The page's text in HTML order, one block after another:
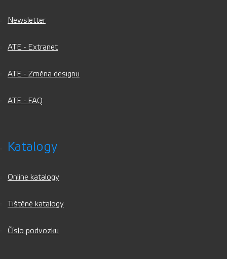
Newsletter
ATE - Extranet
ATE - Změna designu
ATE - FAQ
Katalogy
Online katalogy
Tištěné katalogy
Číslo podvozku